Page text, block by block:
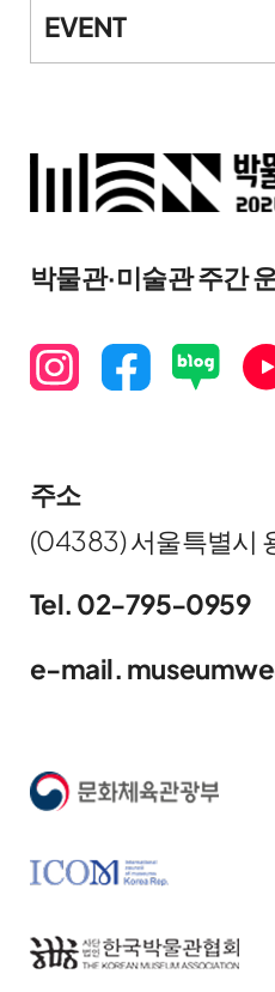
EVENT
박물관·미술관 주간
주소
(04383) 서울특별시
Tel. 02-795-0959
e-mail.